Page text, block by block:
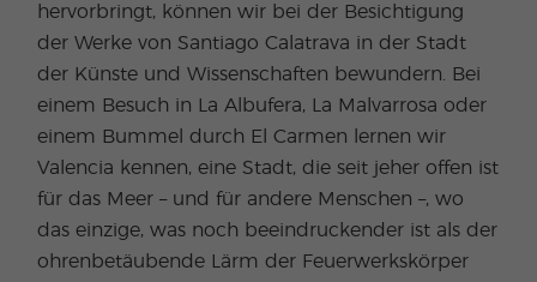
hervorbringt, können wir bei der Besichtigung
der Werke von Santiago Calatrava in der Stadt
der Künste und Wissenschaften bewundern. Bei
einem Besuch in La Albufera, La Malvarrosa oder
einem Bummel durch El Carmen lernen wir
Valencia kennen, eine Stadt, die seit jeher offen ist
für das Meer – und für andere Menschen –, wo
das einzige, was noch beeindruckender ist als der
ohrenbetäubende Lärm der Feuerwerkskörper